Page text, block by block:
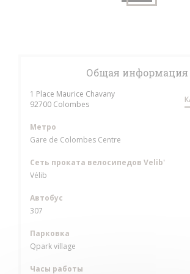
Общая информация
1 Place Maurice Chavany
92700 Colombes((открывается в новом
Метро
Gare de Colombes Centre
Сеть проката велосипедов Velib'
Vélib
Автобус
307
Парковка
Qpark village
Часы работы